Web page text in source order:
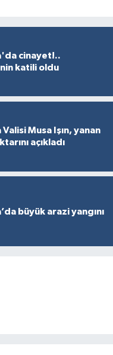
cinayet!..
katili oldu
Valisi Musa Işın, yanan
açıkladı
büyük arazi yangını